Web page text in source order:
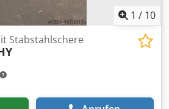
1 / 10
Stabstahlschere